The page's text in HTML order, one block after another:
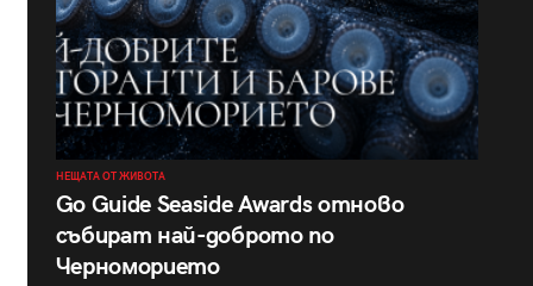
НЕЩАТА ОТ ЖИВОТА
Go Guide Seaside Awards отново
събират най-доброто по
Черноморието